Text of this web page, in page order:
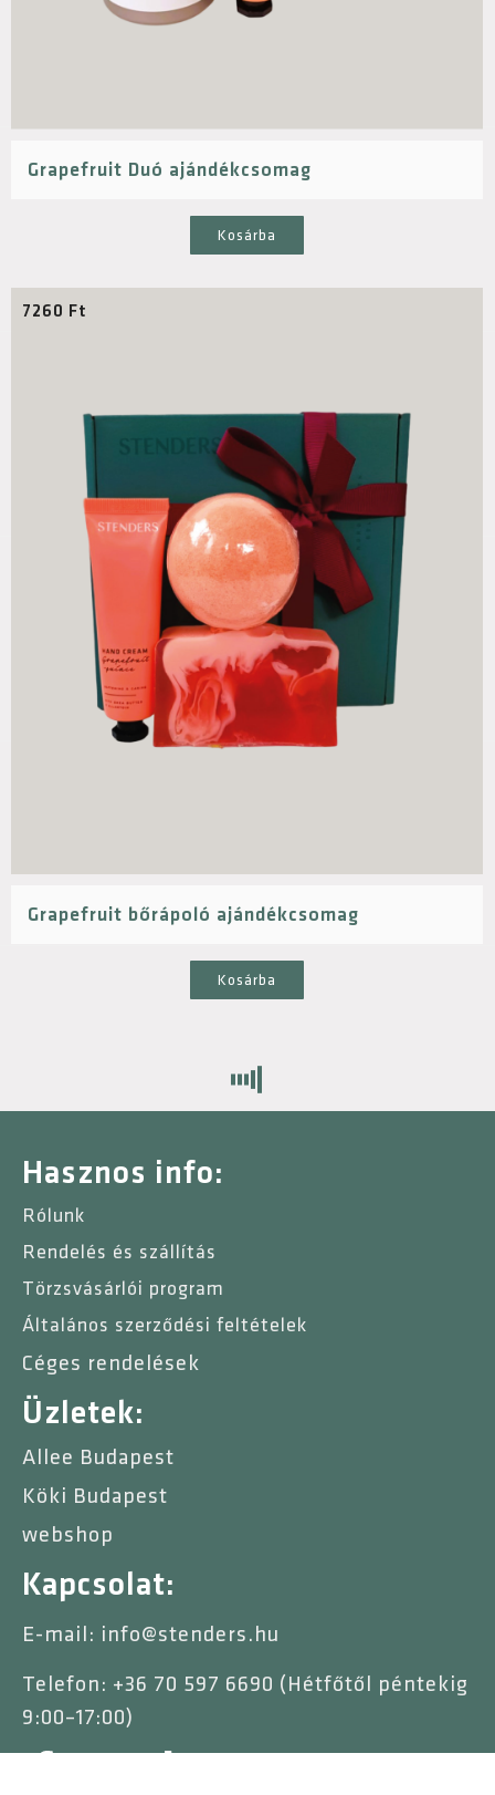
Grapefruit Duó ajándékcsomag
Kosárba
7260 Ft
Grapefruit bőrápoló ajándékcsomag
Kosárba
Hasznos info:
Rólunk
Rendelés és szállítás
Törzsvásárlói program
Általános szerződési feltételek
Céges rendelések
Üzletek:
Allee Budapest
Köki Budapest
webshop
Kapcsolat:
E-mail: info@stenders.hu
Telefon: +36 70 597 6690 (Hétfőtől péntekig
9:00–17:00)